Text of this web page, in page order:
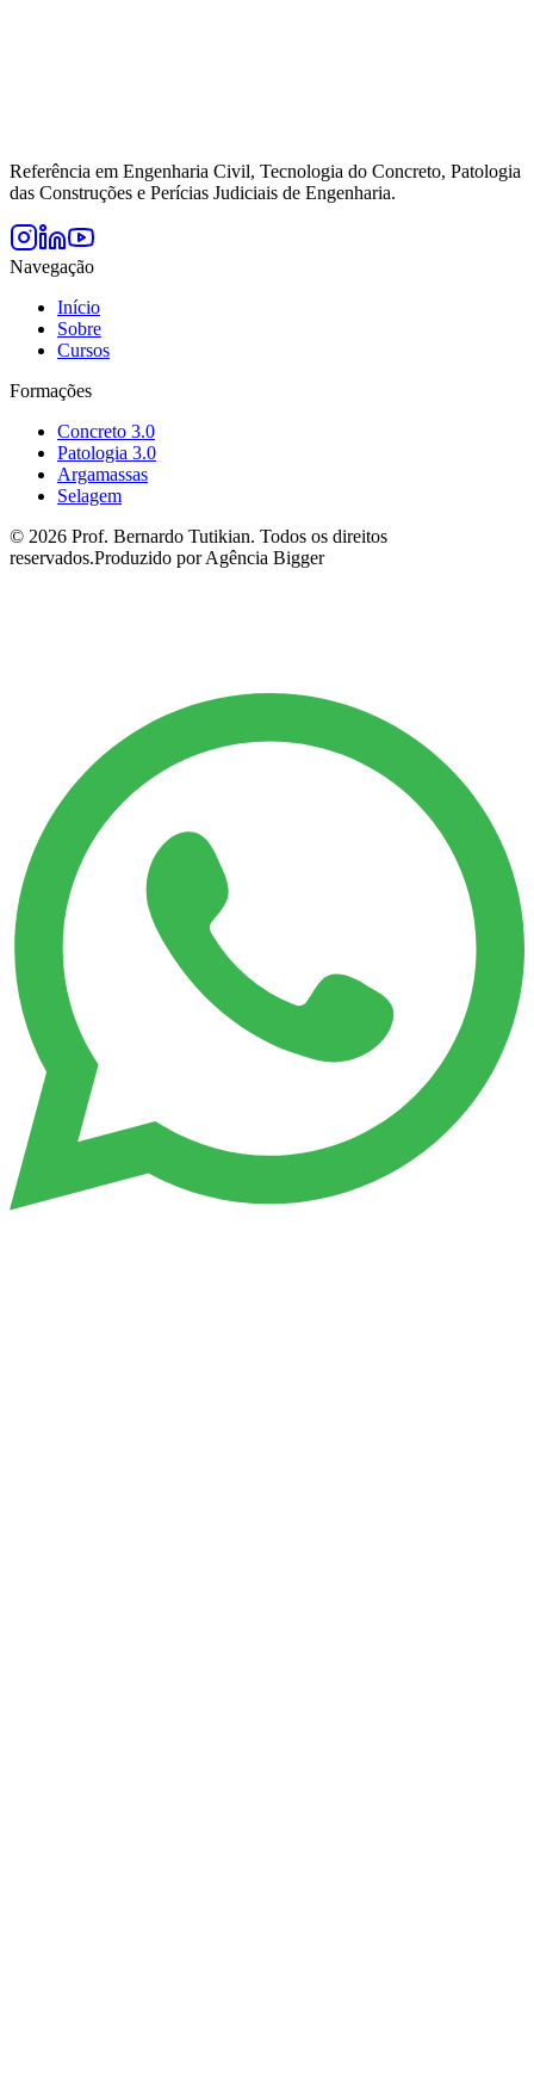
Referência em Engenharia Civil, Tecnologia do Concreto, Patologia
das Construções e Perícias Judiciais de Engenharia.
Navegação
Início
Sobre
Cursos
Formações
Concreto 3.0
Patologia 3.0
Argamassas
Selagem
© 2026 Prof. Bernardo Tutikian. Todos os direitos
reservados.Produzido por Agência Bigger